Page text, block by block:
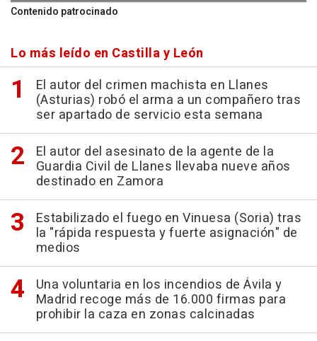
Contenido patrocinado
Lo más leído en Castilla y León
El autor del crimen machista en Llanes
(Asturias) robó el arma a un compañero tras
ser apartado de servicio esta semana
El autor del asesinato de la agente de la
Guardia Civil de Llanes llevaba nueve años
destinado en Zamora
Estabilizado el fuego en Vinuesa (Soria) tras
la "rápida respuesta y fuerte asignación" de
medios
Una voluntaria en los incendios de Ávila y
Madrid recoge más de 16.000 firmas para
prohibir la caza en zonas calcinadas